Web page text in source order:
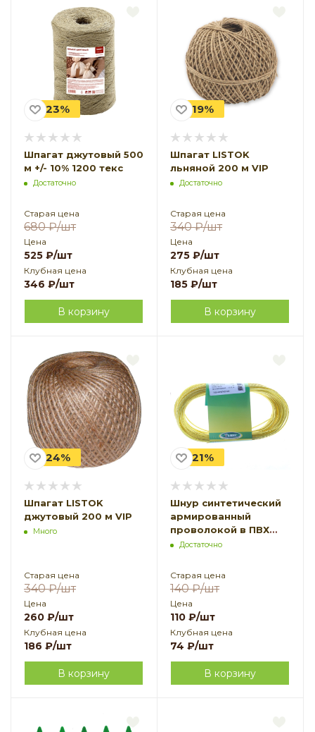
-23%
Шпагат джутовый 500
м +/- 10% 1200 текс
Достаточно
Старая цена
680₽/шт
Цена
525 ₽/шт
Клубная цена
346 ₽/шт
В корзину
-19%
Шпагат LISTOK
льняной 200 м VIP
Достаточно
Старая цена
340₽/шт
Цена
275 ₽/шт
Клубная цена
185 ₽/шт
В корзину
-24%
Шпагат LISTOK
джутовый 200 м VIP
Много
Старая цена
340₽/шт
Цена
260 ₽/шт
Клубная цена
186 ₽/шт
В корзину
-21%
Шнур синтетический
армированный
проволокой в ПВХ
ШТА-2,0 20 м
магазина)
Достаточно
Старая цена
140₽/шт
Цена
110 ₽/шт
Клубная цена
74 ₽/шт
В корзину